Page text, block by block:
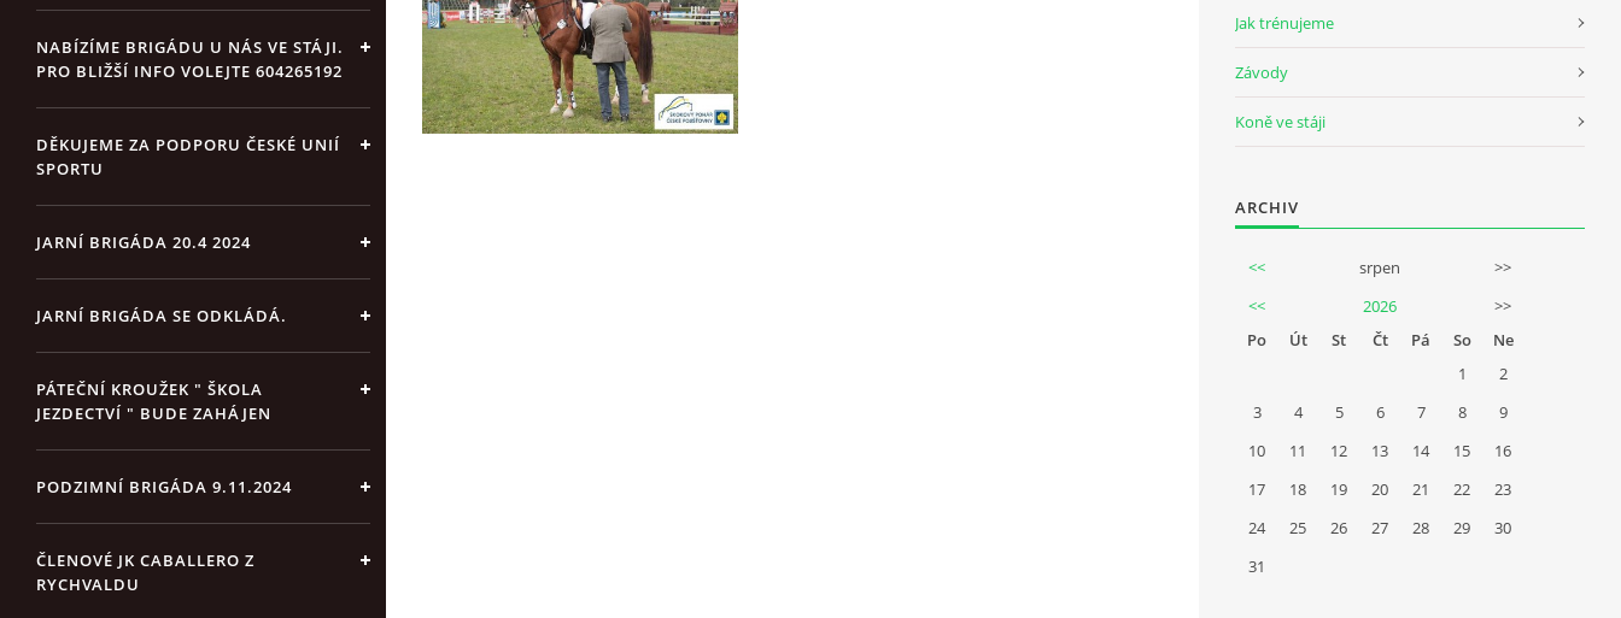
NABÍZÍME BRIGÁDU U NÁS VE STÁJI.
PRO BLIŽŠÍ INFO VOLEJTE 604265192
DĚKUJEME ZA PODPORU ČESKÉ UNIÍ
SPORTU
JARNÍ BRIGÁDA 20.4 2024
JARNÍ BRIGÁDA SE ODKLÁDÁ.
PÁTEČNÍ KROUŽEK " ŠKOLA
JEZDECTVÍ " BUDE ZAHÁJEN
PODZIMNÍ BRIGÁDA 9.11.2024
ČLENOVÉ JK CABALLERO Z
RYCHVALDU
Jak trénujeme
Závody
Koně ve stáji
ARCHIV
<< srpen
>>
<<
2026
>>
Po
Út St Čt Pá So
Ne
1
2
3
4 5 6 7 8
9
10
11 12 13 14 15
16
17
18 19 20 21 22
23
24
25 26 27 28 29
30
31